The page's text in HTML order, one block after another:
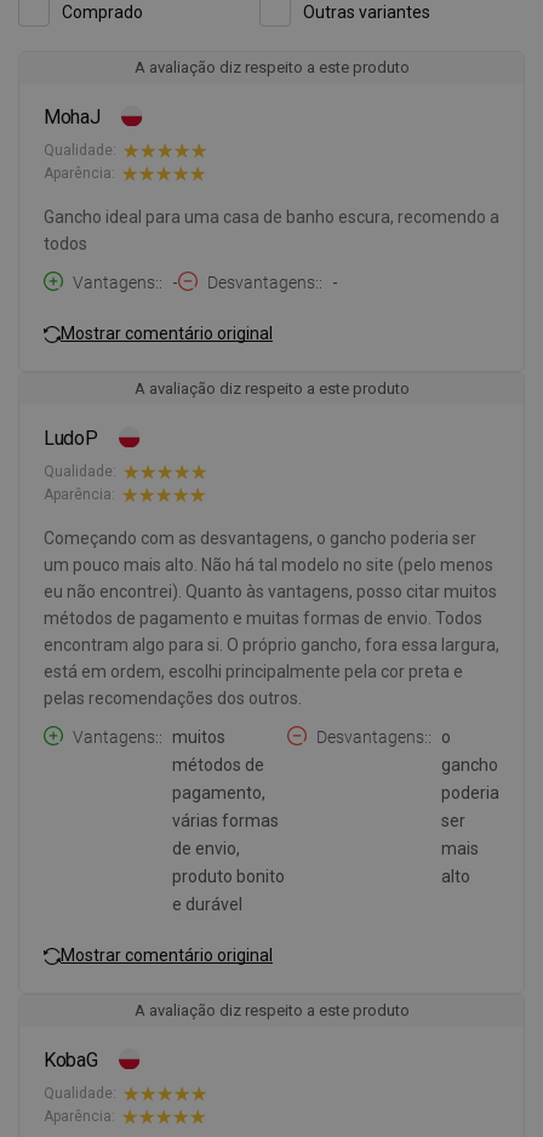
Comprado Outras variantes
A avaliação diz respeito a este produto
MohaJ
Qualidade:
Aparência:
Gancho ideal para uma casa de banho escura, recomendo a
todos
Vantagens:
- Desvantagens: -
Mostrar comentário original
A avaliação diz respeito a este produto
LudoP
Qualidade:
Aparência:
Começando com as desvantagens, o gancho poderia ser
um pouco mais alto. Não há tal modelo no site (pelo menos
eu não encontrei). Quanto às vantagens, posso citar muitos
métodos de pagamento e muitas formas de envio. Todos
encontram algo para si. O próprio gancho, fora essa largura,
está em ordem, escolhi principalmente pela cor preta e
pelas recomendações dos outros.
Vantagens:
muitos
métodos de
pagamento,
várias formas
de envio,
produto bonito
e durável
Desvantagens:
o
gancho
poderia
ser
mais
alto
Mostrar comentário original
A avaliação diz respeito a este produto
KobaG
Qualidade:
Aparência: